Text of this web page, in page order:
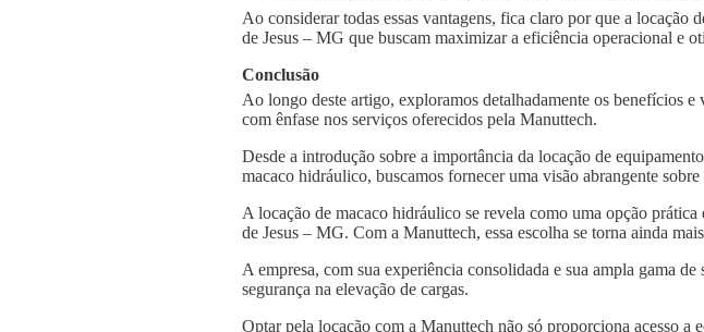
Ao considerar todas essas vantagens, fica claro por que a locação
de Jesus – MG que buscam maximizar a eficiência operacional e
Conclusão
Ao longo deste artigo, exploramos detalhadamente os benefícios
com ênfase nos serviços oferecidos pela Manuttech.
Desde a introdução sobre a importância da locação de
macaco hidráulico, buscamos fornecer uma visão abrangente sobre
A locação de macaco hidráulico se revela como uma opção
de Jesus – MG. Com a Manuttech, essa escolha se torna ainda
A empresa, com sua experiência consolidada e sua ampla gama
segurança na elevação de cargas.
Optar pela locação com a Manuttech não só proporciona acesso a